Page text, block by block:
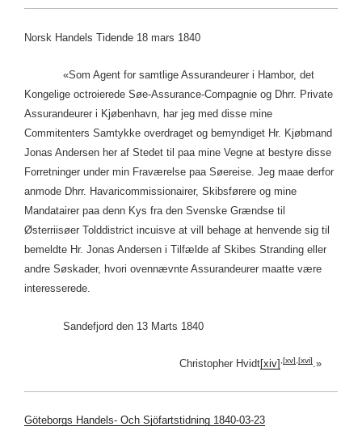
Norsk Handels Tidende 18 mars 1840
«Som Agent for samtlige Assurandeurer i Hambor, det
Kongelige octroierede Søe-Assurance-Compagnie og Dhrr. Private
Assurandeurer i Kjøbenhavn, har jeg med disse mine
Commitenters Samtykke overdraget og bemyndiget Hr. Kjøbmand
Jonas Andersen her af Stedet til paa mine Vegne at bestyre disse
Forretninger under min Fraværelse paa Søereise. Jeg maae derfor
anmode Dhrr. Havaricommissionairer, Skibsførere og mine
Mandatairer paa denn Kys fra den Svenske Grændse til
Østerriisøer Tolddistrict incuisve at vill behage at henvende sig til
bemeldte Hr. Jonas Andersen i Tilfælde af Skibes Stranding eller
andre Søskader, hvori ovennævnte Assurandeurer maatte være
interesserede.
Sandefjord den 13 Marts 1840
Christopher Hvidt[xiv] [xv] [xvi].»
Göteborgs Handels- Och Sjöfartstidning 1840-03-23